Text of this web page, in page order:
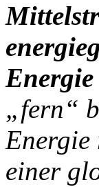
„fern“
Energie
einer